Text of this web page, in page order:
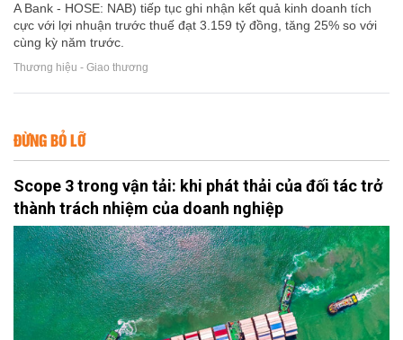
A Bank - HOSE: NAB) tiếp tục ghi nhận kết quả kinh doanh tích
cực với lợi nhuận trước thuế đạt 3.159 tỷ đồng, tăng 25% so với
cùng kỳ năm trước.
Thương hiệu - Giao thương
ĐỪNG BỎ LỠ
Scope 3 trong vận tải: khi phát thải của đối tác trở
thành trách nhiệm của doanh nghiệp